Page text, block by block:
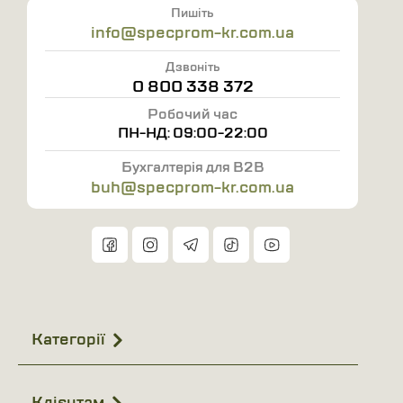
Пишіть
info@specprom-kr.com.ua
Дзвоніть
0 800 338 372
Робочий час
ПН-НД: 09:00-22:00
Бухгалтерія для B2B
buh@specprom-kr.com.ua
Категорії